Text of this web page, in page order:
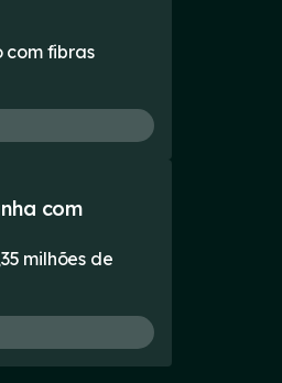
com fibras
com
milhões de